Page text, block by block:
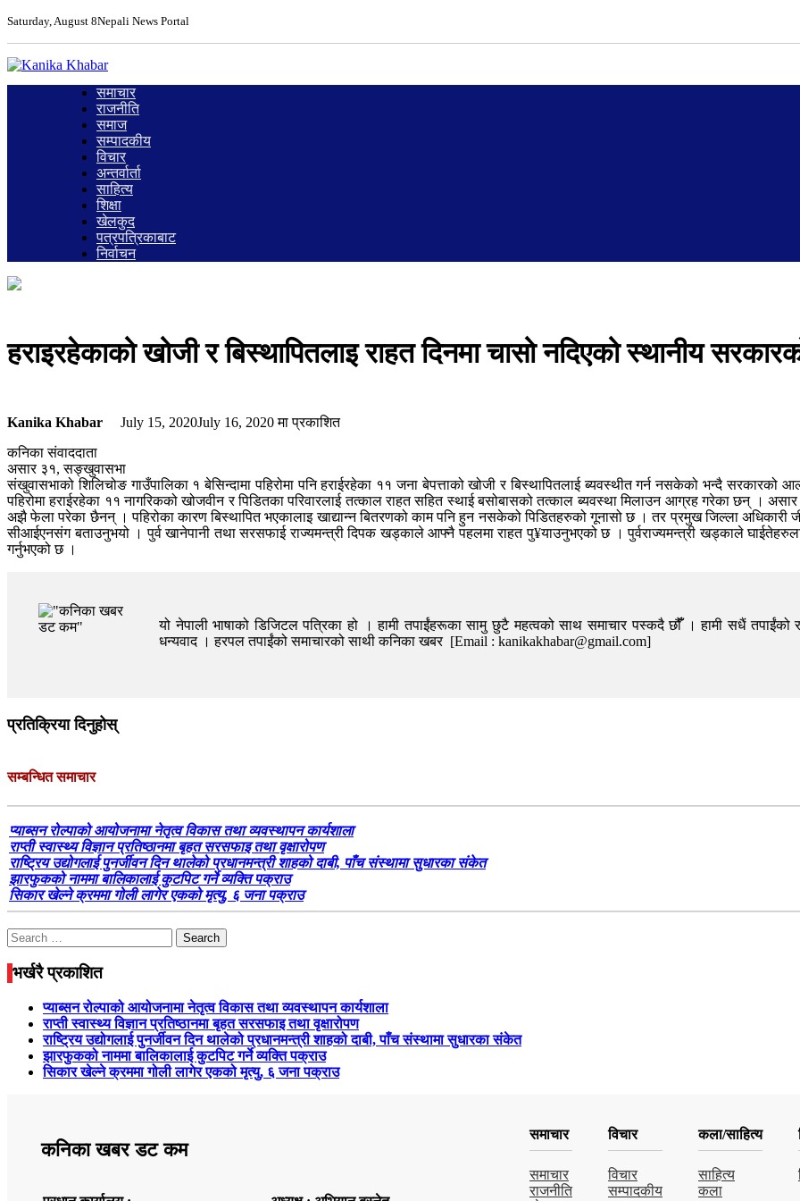
Saturday, August 8Nepali News Portal
समाचार
राजनीति
समाज
सम्पादकीय
विचार
अन्तर्वार्ता
साहित्य
शिक्षा
खेलकुद
पत्रपत्रिकाबाट
निर्वाचन
हराइरहेकाको खोजी र बिस्थापितलाइ राहत दिनमा चासो नदिएको स्थानीय
Kanika Khabar July 15, 2020July 16, 2020मा प्रकाशित
कनिका संवाददाता
असार ३१, सङ्खुवासभा
संखुवासभाको शिलिचोङ गाउँपालिका १ बेसिन्दामा पहिरोमा पनि हराईरहेका ११ जना बेपत्ताको खोजी र बिस्थापितलाई ब्यवस्थीत गर्न नसकेको भन्दै
पहिरोमा हराईरहेका ११ नागरिकको खोजवीन र पिडितका परिवारलाई तत्काल राहत सहित स्थाई बसोबासको तत्काल ब्यवस्था मिलाउन आग्रह गरेका छन् । असार
अझै फेला परेका छैनन् । पहिरोका कारण बिस्थापित भएकालाइ खाद्यान्न बितरणको काम पनि हुन नसकेको पिडितहरुको गूनासो छ । तर प्रमुख जिल्ला अधिकारी
सीआईएनसंग बताउनुभयो । पुर्व खानेपानी तथा सरसफाई राज्यमन्त्री दिपक खड्काले आफ्नै पहलमा राहत पु¥याउनुभएको छ । पुर्वराज्यमन्त्री खड्काले
गर्नुभएको छ ।
यो नेपाली भाषाको डिजिटल पत्रिका हो । हामी तपाईंहरूका सामु छुटै महत्वको साथ समाचार पस्कदै छौँँ । हामी सधैं तपाईंको
धन्यवाद । हरपल तपाईंको समाचारको साथी कनिका खबर [Email : kanikakhabar@gmail.com]
प्रतिक्रिया दिनुहोस्
सम्बन्धित समाचार
प्याब्सन रोल्पाको आयोजनामा नेतृत्व विकास तथा व्यवस्थापन कार्यशाला
राप्ती स्वास्थ्य विज्ञान प्रतिष्ठानमा बृहत सरसफाइ तथा वृक्षारोपण
राष्ट्रिय उद्योगलाई पुनर्जीवन दिन थालेको प्रधानमन्त्री शाहको दाबी, पाँच संस्थामा सुधारका संकेत
झारफुकको नाममा बालिकालाई कुटपिट गर्ने व्यक्ति पक्राउ
सिकार खेल्ने क्रममा गोली लागेर एकको मृत्यु, ६ जना पक्राउ
Search
for:
भर्खरै प्रकाशित
प्याब्सन रोल्पाको आयोजनामा नेतृत्व विकास तथा व्यवस्थापन कार्यशाला
राप्ती स्वास्थ्य विज्ञान प्रतिष्ठानमा बृहत सरसफाइ तथा वृक्षारोपण
राष्ट्रिय उद्योगलाई पुनर्जीवन दिन थालेको प्रधानमन्त्री शाहको दाबी, पाँच संस्थामा सुधारका संकेत
झारफुकको नाममा बालिकालाई कुटपिट गर्ने व्यक्ति पक्राउ
सिकार खेल्ने क्रममा गोली लागेर एकको मृत्यु, ६ जना पक्राउ
कनिका खबर डट कम
समाचार
समाचार
राजनीति
विचार
विचार
सम्पादकीय
कला/साहित्य
साहित्य
कला